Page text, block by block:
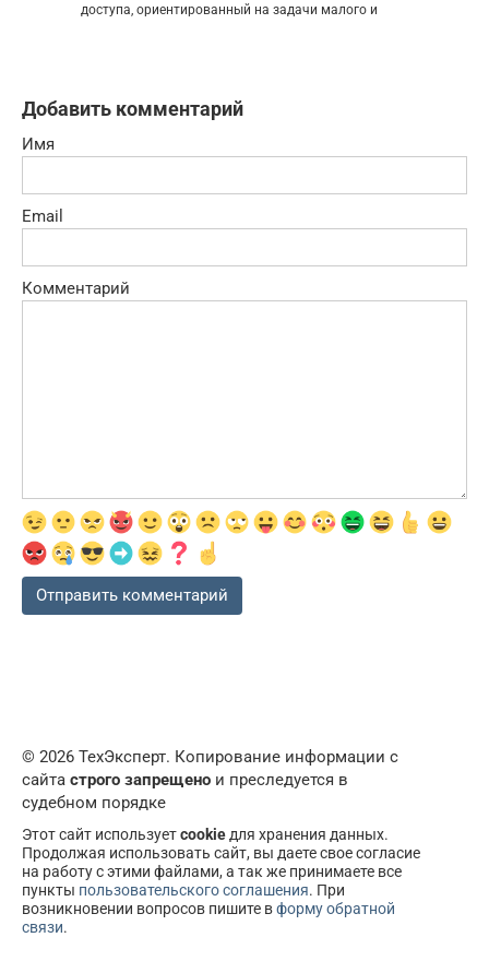
доступа, ориентированный на задачи малого и
Добавить комментарий
Имя
Email
Комментарий
© 2026 ТехЭксперт. Копирование информации с
сайта строго запрещено и преследуется в
судебном порядке
Этот сайт используетcookie для хранения данных.
Продолжая использовать сайт, вы даете свое согласие
на работу с этими файлами, а так же принимаете все
пункты пользовательского соглашения. При
возникновении вопросов пишите вформу обратной
связи.